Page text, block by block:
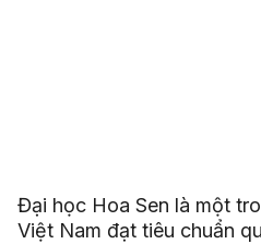
Đại học Hoa Sen là một
Việt Nam đạt tiêu chuẩn